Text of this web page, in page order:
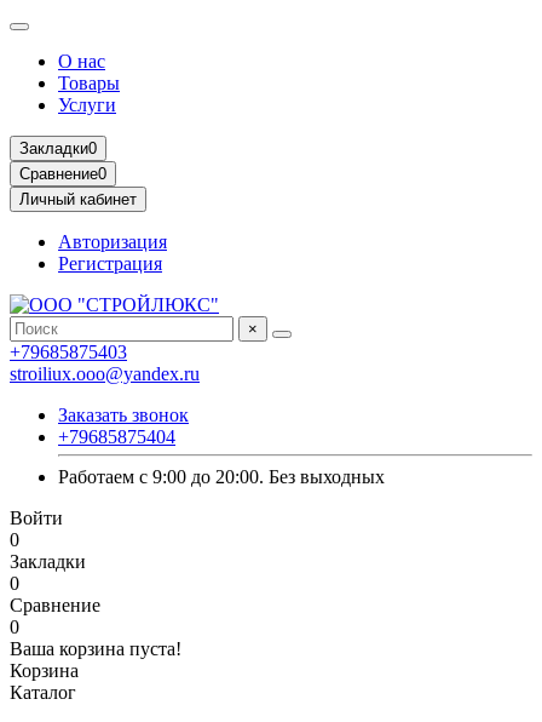
О нас
Товары
Услуги
Закладки0
Сравнение0
Личный кабинет
Авторизация
Регистрация
×
+79685875403
stroiliux.ooo@yandex.ru
Заказать звонок
+79685875404
Работаем с 9:00 до 20:00. Без выходных
Войти
0
Закладки
0
Сравнение
0
Ваша корзина пуста!
Корзина
Каталог